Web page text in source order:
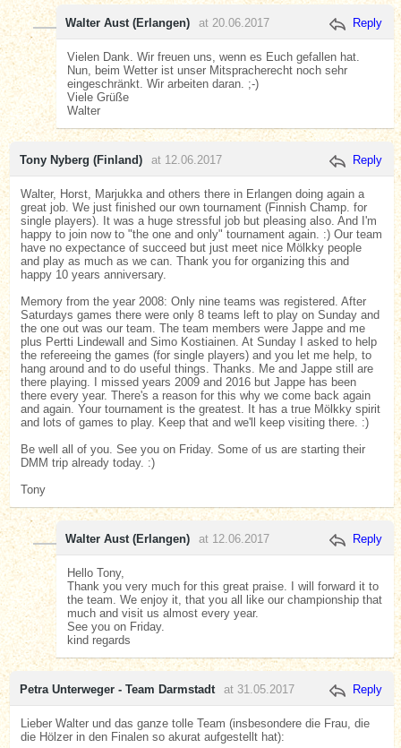
Walter Aust (Erlangen) at 20.06.2017 Reply
Vielen Dank. Wir freuen uns, wenn es Euch gefallen hat.
Nun, beim Wetter ist unser Mitspracherecht noch sehr
eingeschränkt. Wir arbeiten daran. ;-)
Viele Grüße
Walter
Tony Nyberg (Finland) at 12.06.2017 Reply
Walter, Horst, Marjukka and others there in Erlangen doing again a
great job. We just finished our own tournament (Finnish Champ. for
single players). It was a huge stressful job but pleasing also. And I'm
happy to join now to "the one and only" tournament again. :) Our team
have no expectance of succeed but just meet nice Mölkky people
and play as much as we can. Thank you for organizing this and
happy 10 years anniversary.
Memory from the year 2008: Only nine teams was registered. After
Saturdays games there were only 8 teams left to play on Sunday and
the one out was our team. The team members were Jappe and me
plus Pertti Lindewall and Simo Kostiainen. At Sunday I asked to help
the refereeing the games (for single players) and you let me help, to
hang around and to do useful things. Thanks. Me and Jappe still are
there playing. I missed years 2009 and 2016 but Jappe has been
there every year. There's a reason for this why we come back again
and again. Your tournament is the greatest. It has a true Mölkky spirit
and lots of games to play. Keep that and we'll keep visiting there. :)
Be well all of you. See you on Friday. Some of us are starting their
DMM trip already today. :)
Tony
Walter Aust (Erlangen) at 12.06.2017 Reply
Hello Tony,
Thank you very much for this great praise. I will forward it to
the team. We enjoy it, that you all like our championship that
much and visit us almost every year.
See you on Friday.
kind regards
Petra Unterweger - Team Darmstadt at 31.05.2017 Reply
Lieber Walter und das ganze tolle Team (insbesondere die Frau, die
die Hölzer in den Finalen so akurat aufgestellt hat):